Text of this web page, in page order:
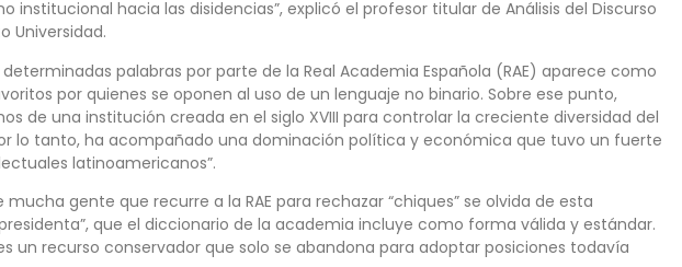
institucional hacia las disidencias”, explicó el profesor titular de Análisis del Discurso
Universidad.
palabras por parte de la Real Academia Española (RAE) aparece como
por quienes se oponen al uso de un lenguaje no binario. Sobre ese punto,
de una institución creada en el siglo XVIII para controlar la creciente diversidad del
lo tanto, ha acompañado una dominación política y económica que tuvo un fuerte
latinoamericanos”.
mucha gente que recurre a la RAE para rechazar “chiques” se olvida de esta
que el diccionario de la academia incluye como forma válida y estándar.
un recurso conservador que solo se abandona para adoptar posiciones todavía